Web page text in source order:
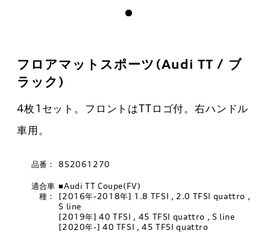
フロアマットスポーツ(Audi TT / ブ
ラック)
4枚1セット。フロントはTTロゴ付。右ハンドル
車用。
品番： 8S2061270
適合車
種：
■Audi TT Coupe(FV)
[2016年-2018年] 1.8 TFSI , 2.0 TFSI quattro ,
S line
[2019年] 40 TFSI , 45 TFSI quattro , S line
[2020年-] 40 TFSI , 45 TFSI quattro